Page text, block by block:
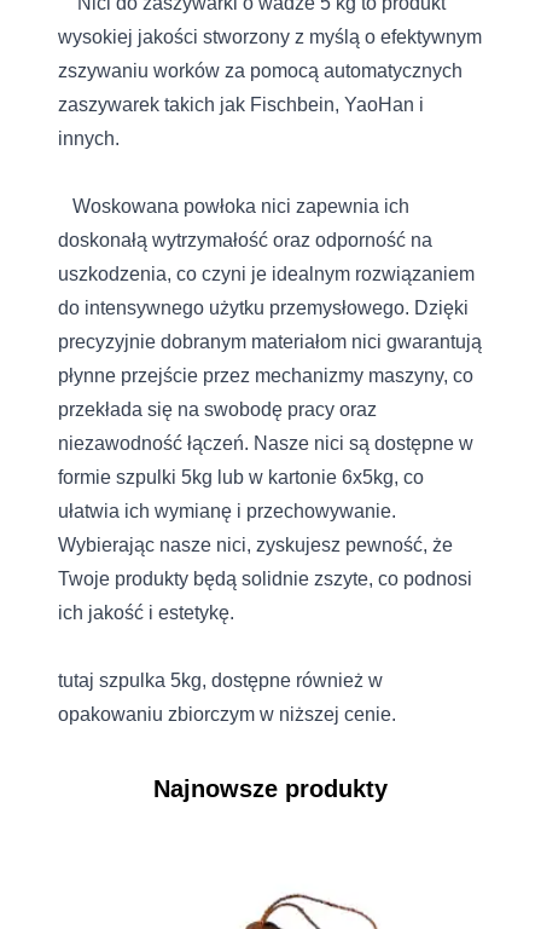
wysokiej jakości stworzony z myślą o efektywnym
zszywaniu worków za pomocą automatycznych
zaszywarek takich jak Fischbein, YaoHan i
innych.
Woskowana powłoka nici zapewnia ich
doskonałą wytrzymałość oraz odporność na
uszkodzenia, co czyni je idealnym rozwiązaniem
do intensywnego użytku przemysłowego. Dzięki
precyzyjnie dobranym materiałom nici gwarantują
płynne przejście przez mechanizmy maszyny, co
przekłada się na swobodę pracy oraz
niezawodność łączeń. Nasze nici są dostępne w
formie szpulki 5kg lub w kartonie 6x5kg, co
ułatwia ich wymianę i przechowywanie.
Wybierając nasze nici, zyskujesz pewność, że
Twoje produkty będą solidnie zszyte, co podnosi
ich jakość i estetykę.
tutaj szpulka 5kg, dostępne również w
opakowaniu zbiorczym w niższej cenie.
Najnowsze produkty